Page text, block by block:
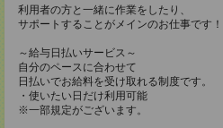
利用者の方と一緒に作業をしたり、
サポートすることがメインのお仕事です！
～給与日払いサービス～
自分のペースに合わせて
日払いでお給料を受け取れる制度です。
・使いたい日だけ利用可能
※一部規定がございます。